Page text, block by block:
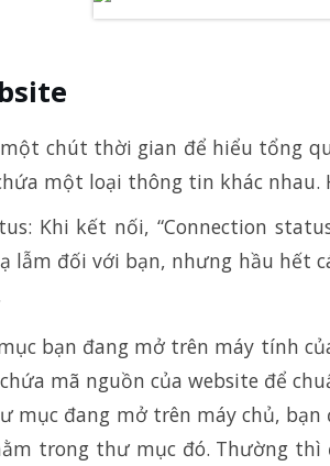
chút thời gian để hiểu tổng
một loại thông tin khác nhau.
Khi kết nối, “Connection
lẫm đối với bạn, nhưng hầu hết
bạn đang mở trên máy tính
mã nguồn của website để
mục đang mở trên máy chủ,
trong thư mục đó. Thường thì